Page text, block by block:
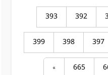
392
393
397
398
399
665
»